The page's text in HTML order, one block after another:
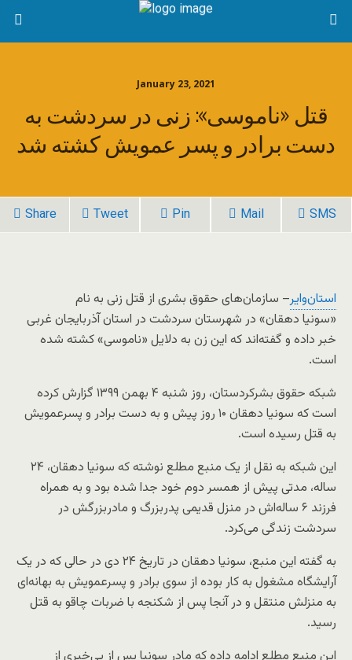
January 23, 2021
قتل «ناموسی»: زنی در سردشت به
دست برادر و پسر عمویش کشته شد
Share Tweet Pin Mail SMS
استان‌وایر– سازمان‌های حقوق بشری از قتل زنی به نام
«سونیا دهقان» در شهرستان سردشت در استان آذربایجان غربی
خبر داده و گفته‌اند که این زن به دلایل «ناموسی» کشته شده
است.
شبکه حقوق بشرکردستان، روز شنبه ۴ بهمن ۱۳۹۹ گزارش کرده
است که سونیا دهقان ۱۰ روز پیش و به دست برادر و پسرعمویش
به قتل رسیده است.
این شبکه به نقل از یک منبع مطلع نوشته که سونیا دهقان، ۲۴
ساله، مدتی پیش از همسر دوم خود جدا شده بود و به همراه
فرزند ۶ ساله‌اش در منزل قدیمی پدربزرگ و مادربزرگش در
سردشت زندگی می‌کرد.
به گفته این منبع، سونیا دهقان در تاریخ ۲۴ دی در حالی که در یک
آرایشگاه مشغول به کار بوده از سوی برادر و پسرعمویش به بهانه‌ای
به منزلش منتقل و در آنجا پس از شکنجه با ضربات چاقو به قتل
رسید.